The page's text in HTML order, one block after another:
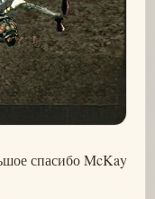
спасибо McKay